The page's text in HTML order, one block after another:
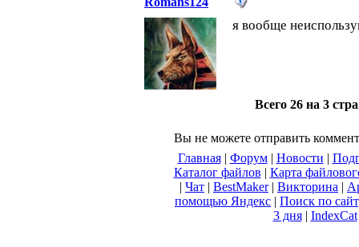
я вообще
Всего 26 на 3
Вы не можете отправить
Главная| Форум| Новости |
Каталог файлов | Карта
| Чат | BestMaker| Викторина |
помощью Яндекс | Поиск по
3 дня| IndexCat